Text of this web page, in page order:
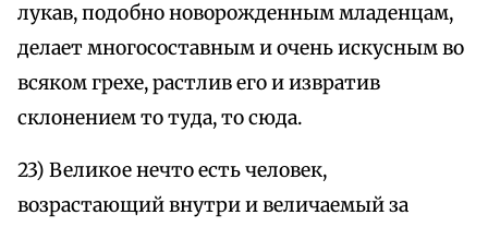
лукав, подобно новорожденным младенцам,
делает многосоставным и очень искусным во
всяком грехе, растлив его и извратив
склонением то туда, то сюда.
23) Великое нечто есть человек,
возрастающий внутри и величаемый за